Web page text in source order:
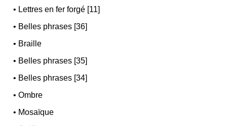
• Lettres en fer forgé [11]
• Belles phrases [36]
• Braille
• Belles phrases [35]
• Belles phrases [34]
•Ombre
• Mosaïque